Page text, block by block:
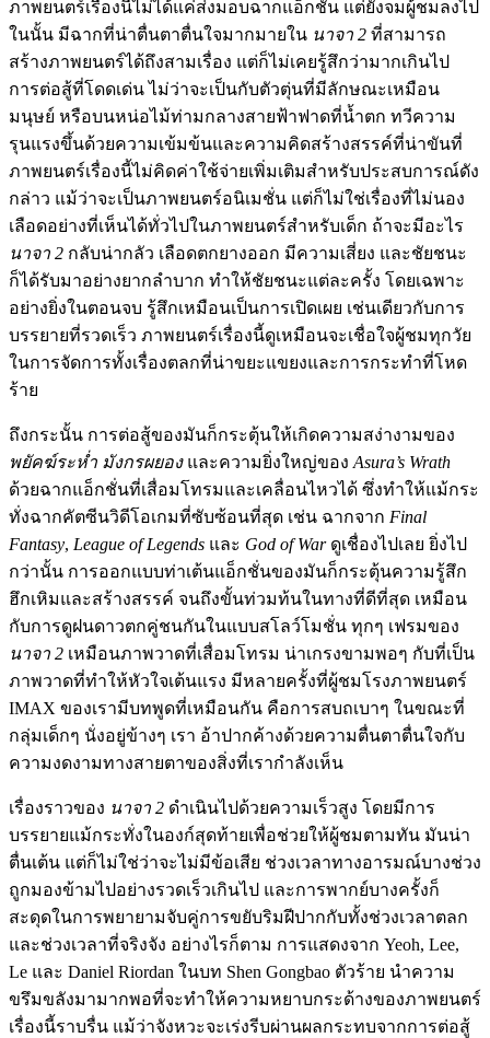
ภาพยนตร์เรื่องนี้ไม่ได้แค่ส่งมอบฉากแอ็กชั่น แต่ยังจมผู้ชมลงไป
ในนั้น มีฉากที่น่าตื่นตาตื่นใจมากมายใน นาจา 2 ที่สามารถ
สร้างภาพยนตร์ได้ถึงสามเรื่อง แต่ก็ไม่เคยรู้สึกว่ามากเกินไป
การต่อสู้ที่โดดเด่น ไม่ว่าจะเป็นกับตัวตุ่นที่มีลักษณะเหมือน
มนุษย์ หรือบนหน่อไม้ท่ามกลางสายฟ้าฟาดที่น้ำตก ทวีความ
รุนแรงขึ้นด้วยความเข้มข้นและความคิดสร้างสรรค์ที่น่าขันที่
ภาพยนตร์เรื่องนี้ไม่คิดค่าใช้จ่ายเพิ่มเติมสำหรับประสบการณ์ดัง
กล่าว แม้ว่าจะเป็นภาพยนตร์อนิเมชั่น แต่ก็ไม่ใช่เรื่องที่ไม่นอง
เลือดอย่างที่เห็นได้ทั่วไปในภาพยนตร์สำหรับเด็ก ถ้าจะมีอะไร
นาจา 2 กลับน่ากลัว เลือดตกยางออก มีความเสี่ยง และชัยชนะ
ก็ได้รับมาอย่างยากลำบาก ทำให้ชัยชนะแต่ละครั้ง โดยเฉพาะ
อย่างยิ่งในตอนจบ รู้สึกเหมือนเป็นการเปิดเผย เช่นเดียวกับการ
บรรยายที่รวดเร็ว ภาพยนตร์เรื่องนี้ดูเหมือนจะเชื่อใจผู้ชมทุกวัย
ในการจัดการทั้งเรื่องตลกที่น่าขยะแขยงและการกระทำที่โหด
ร้าย
ถึงกระนั้น การต่อสู้ของมันก็กระตุ้นให้เกิดความสง่างามของ
พยัคฆ์ระห่ำ มังกรผยองและความยิ่งใหญ่ของ Asura’s Wrath
ด้วยฉากแอ็กชั่นที่เสื่อมโทรมและเคลื่อนไหวได้ ซึ่งทำให้แม้กระ
ทั่งฉากคัตซีนวิดีโอเกมที่ซับซ้อนที่สุด เช่น ฉากจาก Final
Fantasy, League of Legends และ God of Warดูเชื่องไปเลย ยิ่งไป
กว่านั้น การออกแบบท่าเต้นแอ็กชั่นของมันก็กระตุ้นความรู้สึก
ฮึกเหิมและสร้างสรรค์ จนถึงขั้นท่วมท้นในทางที่ดีที่สุด เหมือน
กับการดูฝนดาวตกคู่ชนกันในแบบสโลว์โมชั่น ทุกๆ เฟรมของ
นาจา 2 เหมือนภาพวาดที่เสื่อมโทรม น่าเกรงขามพอๆ กับที่เป็น
ภาพวาดที่ทำให้หัวใจเต้นแรง มีหลายครั้งที่ผู้ชมโรงภาพยนตร์
IMAX ของเรามีบทพูดที่เหมือนกัน คือการสบถเบาๆ ในขณะที่
กลุ่มเด็กๆ นั่งอยู่ข้างๆ เรา อ้าปากค้างด้วยความตื่นตาตื่นใจกับ
ความงดงามทางสายตาของสิ่งที่เรากำลังเห็น
เรื่องราวของ นาจา 2 ดำเนินไปด้วยความเร็วสูง โดยมีการ
บรรยายแม้กระทั่งในองก์สุดท้ายเพื่อช่วยให้ผู้ชมตามทัน มันน่า
ตื่นเต้น แต่ก็ไม่ใช่ว่าจะไม่มีข้อเสีย ช่วงเวลาทางอารมณ์บางช่วง
ถูกมองข้ามไปอย่างรวดเร็วเกินไป และการพากย์บางครั้งก็
สะดุดในการพยายามจับคู่การขยับริมฝีปากกับทั้งช่วงเวลาตลก
และช่วงเวลาที่จริงจัง อย่างไรก็ตาม การแสดงจาก Yeoh, Lee,
Le และ Daniel Riordan ในบท Shen Gongbao ตัวร้าย นำความ
ขรึมขลังมามากพอที่จะทำให้ความหยาบกระด้างของภาพยนตร์
เรื่องนี้ราบรื่น แม้ว่าจังหวะจะเร่งรีบผ่านผลกระทบจากการต่อสู้